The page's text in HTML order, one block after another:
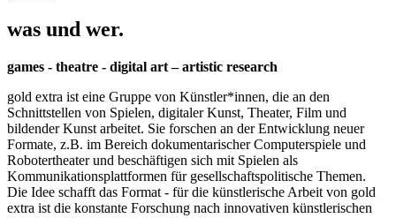
was und wer.
games - theatre - digital art – artistic research
gold extra ist eine Gruppe von Künstler*innen, die an den
Schnittstellen von Spielen, digitaler Kunst, Theater, Film und
bildender Kunst arbeitet. Sie forschen an der Entwicklung neuer
Formate, z.B. im Bereich dokumentarischer Computerspiele und
Robotertheater und beschäftigen sich mit Spielen als
Kommunikationsplattformen für gesellschaftspolitische Themen.
Die Idee schafft das Format - für die künstlerische Arbeit von gold
extra ist die konstante Forschung nach innovativen künstlerischen